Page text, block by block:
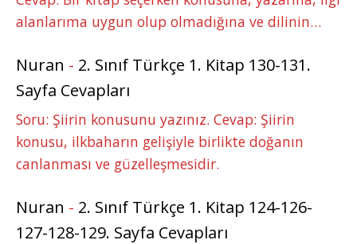
alanlarıma uygun olup olmadığına ve dilinin…
Nuran - 2. Sınıf Türkçe 1. Kitap 130-131.
Sayfa Cevapları
Soru: Şiirin konusunu yazınız. Cevap: Şiirin
konusu, ilkbaharın gelişiyle birlikte doğanın
canlanması ve güzelleşmesidir.
Nuran - 2. Sınıf Türkçe 1. Kitap 124-126-
127-128-129. Sayfa Cevapları